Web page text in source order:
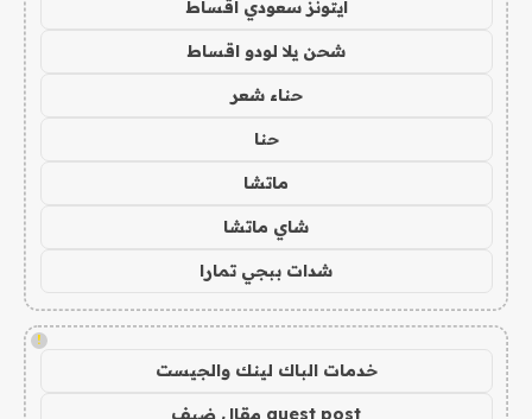
ايتونز سعودي اقساط
شحن يلا لودو اقساط
حناء شعر
حنا
ماتشا
شاي ماتشا
شدات ببجي تمارا
!
خدمات الباك لينك والجيست
guest post مقال ضيف